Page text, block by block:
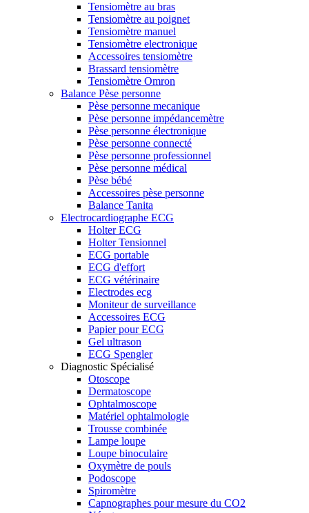
Tensiomètre au bras
Tensiomètre au poignet
Tensiomètre manuel
Tensiomètre electronique
Accessoires tensiomètre
Brassard tensiomètre
Tensiomètre Omron
Balance Pèse personne
Pèse personne mecanique
Pèse personne impédancemètre
Pèse personne électronique
Pèse personne connecté
Pèse personne professionnel
Pèse personne médical
Pèse bébé
Accessoires pèse personne
Balance Tanita
Electrocardiographe ECG
Holter ECG
Holter Tensionnel
ECG portable
ECG d'effort
ECG vétérinaire
Electrodes ecg
Moniteur de surveillance
Accessoires ECG
Papier pour ECG
Gel ultrason
ECG Spengler
Diagnostic Spécialisé
Otoscope
Dermatoscope
Ophtalmoscope
Matériel ophtalmologie
Trousse combinée
Lampe loupe
Loupe binoculaire
Oxymètre de pouls
Podoscope
Spiromètre
Capnographes pour mesure du CO2